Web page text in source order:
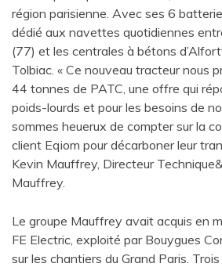
région parisienne. Avec ses 6
dédié aux navettes quotidiennes
(77) et les centrales à bétons
Tolbiac. « Ce nouveau tracteur nous
44 tonnes de PATC, une offre qui
poids-lourds et pour les besoins de
sommes heuerux de compter sur la
client Eqiom pour décarboner leur
Kevin Mauffrey, Directeur
Mauffrey.
Le groupe Mauffrey avait acquis en
FE Electric, exploité par Bouygues
sur les chantiers du Grand Paris.